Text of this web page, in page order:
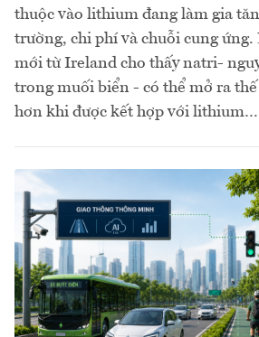
thuộc vào lithium đang làm gia
trường, chi phí và chuỗi cung
mới từ Ireland cho thấy natri-
trong muối biển - có thể mở ra
hơn khi được kết hợp với lithium…